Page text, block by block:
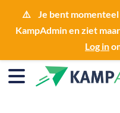
⚠️ Je bent momenteel
KampAdmin en ziet
Log in